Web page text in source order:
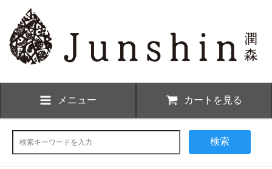
メニュー カートを見る
検索